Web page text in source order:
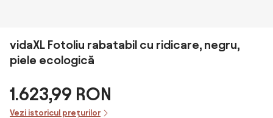
vidaXL Fotoliu rabatabil cu ridicare, negru,
piele ecologică
1.623,99 RON
Vezi istoricul prețurilor